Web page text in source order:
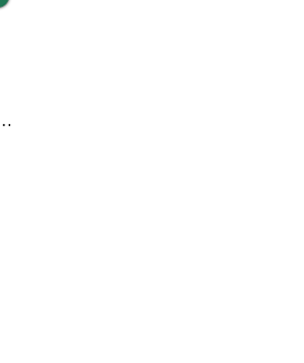
址与电话权威信息公示（2026年6月最新）